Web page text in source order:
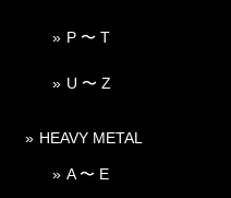
P 〜 T
U 〜 Z
HEAVY METAL
A 〜 E